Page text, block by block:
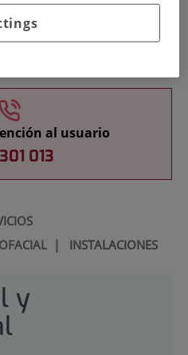
al usuario
013
| INSTALACIONES
y